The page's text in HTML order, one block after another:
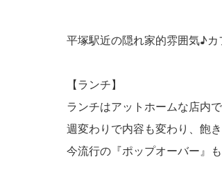
平塚駅近の隠れ家的雰囲気♪カ
【ランチ】
ランチはアットホームな店内
週変わりで内容も変わり、飽
今流行の『ポップオーバー』